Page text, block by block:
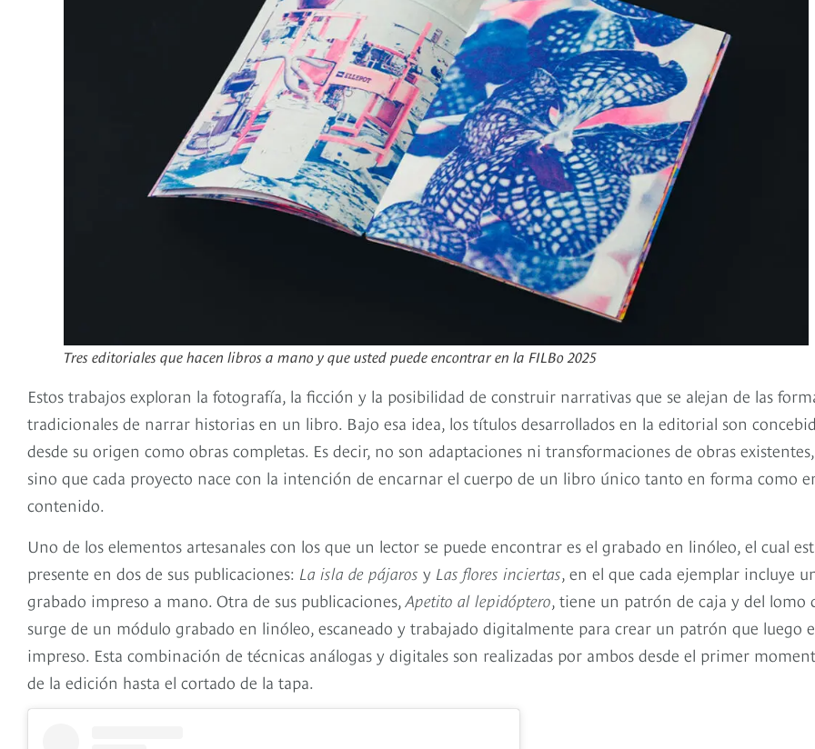
Tres editoriales que hacen libros a mano y que usted puede encontrar en la FILBo 2025
Estos trabajos exploran la fotografía, la ficción y la posibilidad de construir narrativas que se alejan de las
tradicionales de narrar historias en un libro. Bajo esa idea, los títulos desarrollados en la editorial son
desde su origen como obras completas. Es decir, no son adaptaciones ni transformaciones de obras existentes,
sino que cada proyecto nace con la intención de encarnar el cuerpo de un libro único tanto en forma como
contenido.
Uno de los elementos artesanales con los que un lector se puede encontrar es el grabado en linóleo, el cual
presente en dos de sus publicaciones: La isla de pájaros y Las flores inciertas , en el que cada ejemplar incluye
grabado impreso a mano. Otra de sus publicaciones, Apetito al lepidóptero , tiene un patrón de caja y del lomo
surge de un módulo grabado en linóleo, escaneado y trabajado digitalmente para crear un patrón que luego
impreso. Esta combinación de técnicas análogas y digitales son realizadas por ambos desde el primer
de la edición hasta el cortado de la tapa.